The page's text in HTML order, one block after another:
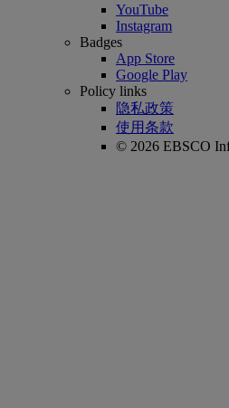
YouTube
Instagram
Badges
App Store
Google Play
Policy links
隐私政策
使用条款
© 2026 EBSCO